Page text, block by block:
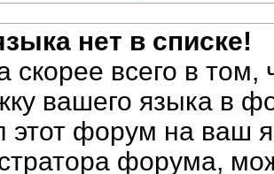
нет в списке!
скорее всего в том,
вашего языка в
этот форум на ваш
форума,